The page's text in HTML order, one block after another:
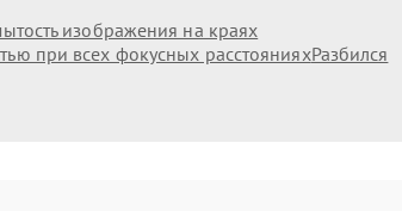
изображения на краях
при всех фокусных расстоянияхРазбился